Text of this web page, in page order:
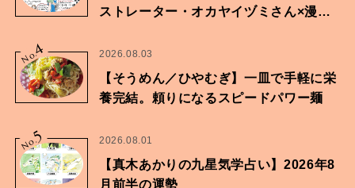
ストレーター・オカヤイヅミさん×漫画
No.4 2026.08.03
【そうめん／ひやむぎ】一皿で手軽に栄
養完結。頼りになるスピードパワー麺
No.5 2026.08.01
【真木あかりの九星気学占い】2026年8
月前半の運勢